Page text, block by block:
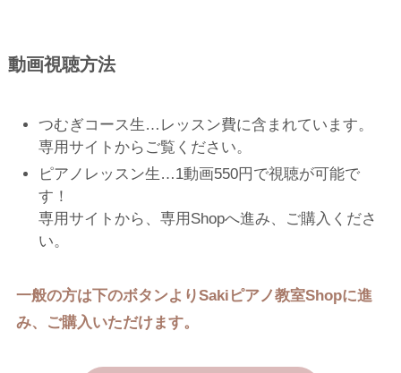
動画視聴方法
つむぎコース生…レッスン費に含まれています。
専用サイトからご覧ください。
ピアノレッスン生…1動画550円で視聴が可能で
す！
専用サイトから、専用Shopへ進み、ご購入くださ
い。
一般の方は下のボタンよりSakiピアノ教室Shopに進
み、ご購入いただけます。